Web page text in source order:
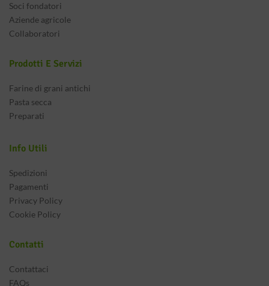
Soci fondatori
Aziende agricole
Collaboratori
Prodotti E Servizi
Farine di grani antichi
Pasta secca
Preparati
Info Utili
Spedizioni
Pagamenti
Privacy Policy
Cookie Policy
Contatti
Contattaci
FAQs